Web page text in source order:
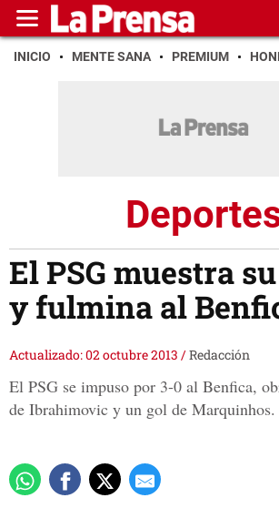
INICIO MENTE SANA PREMIUM
El PSG muestra
y fulmina al
Actualizado: 02 octubre 2013 /Redacción
El PSG se impuso por 3-0 al Benfica,
de Ibrahimovic y un gol de Marquinhos.